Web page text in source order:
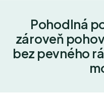
Pohodlná
zároveň
bez pevného